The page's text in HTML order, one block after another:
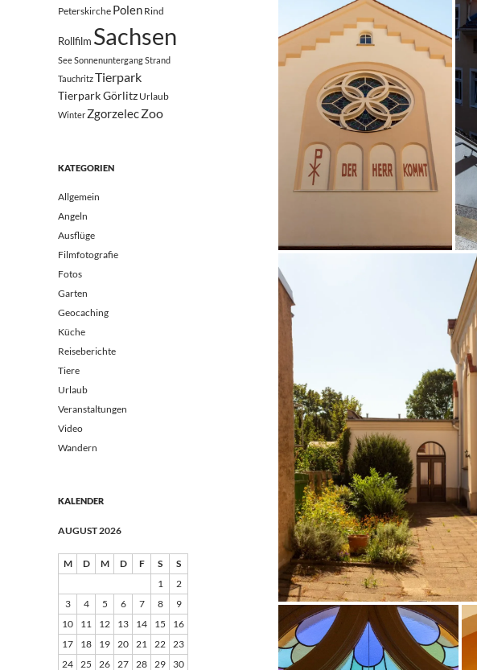
Peterskirche Polen Rind
Rollfilm Sachsen
SeeSonnenuntergangStrand
TauchritzTierpark
Tierpark Görlitz Urlaub
Winter ZgorzelecZoo
KATEGORIEN
Allgemein
Angeln
Ausflüge
Filmfotografie
Fotos
Garten
Geocaching
Küche
Reiseberichte
Tiere
Urlaub
Veranstaltungen
Video
Wandern
KALENDER
AUGUST 2026
M D M D F S
S
1
2
3
4 5 6 7 8
9
10
11 12 13 14 15
16
17
18 19 20 21 22 23
24 25 26 27 28 29
30